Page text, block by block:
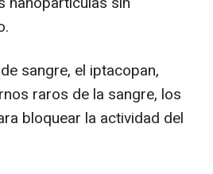
sangre, el iptacopan,
raros de la sangre, los
bloquear la actividad del